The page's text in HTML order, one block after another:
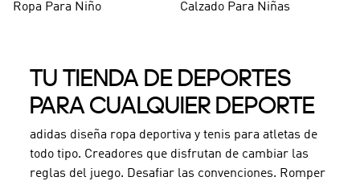
Ropa Para Niño Calzado Para Niñas
TU TIENDA DE DEPORTES
PARA CUALQUIER DEPORTE
adidas diseña ropa deportiva y tenis para atletas de
todo tipo. Creadores que disfrutan de cambiar las
reglas del juego. Desafiar las convenciones. Romper